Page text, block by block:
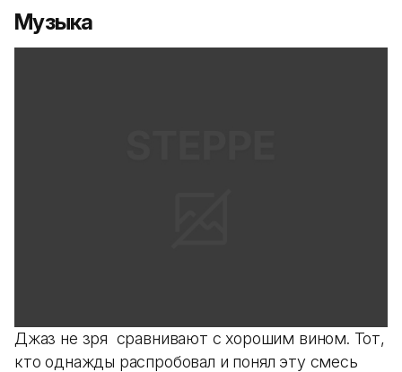
Музыка
Джаз не зря сравнивают с хорошим вином. Тот,
кто однажды распробовал и понял эту смесь